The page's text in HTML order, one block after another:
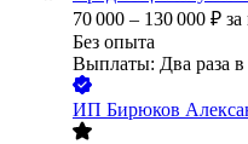
70 000 – 130 000 ₽ за
Без опыта
Выплаты: Два раза в
ИП Бирюков